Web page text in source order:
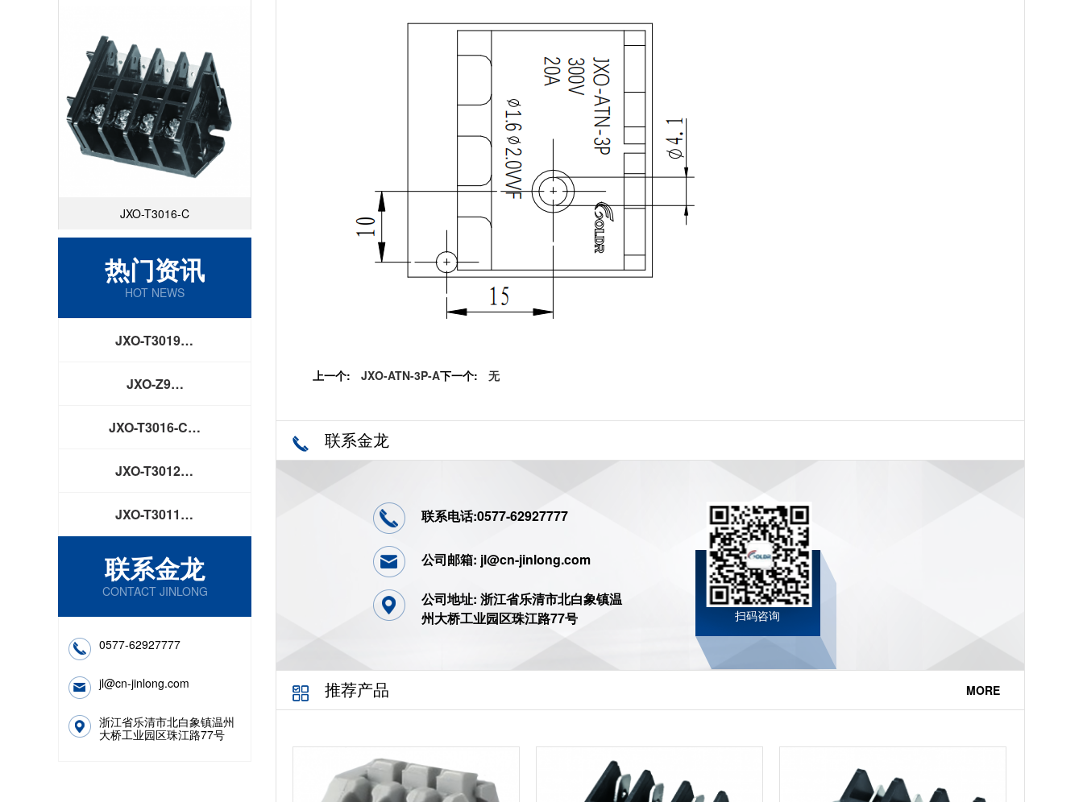
JXO-T3016-C
热门资讯
HOT NEWS
JXO-T3019…
JXO-Z9…
JXO-T3016-C…
JXO-T3012…
JXO-T3011…
联系金龙
CONTACT JINLONG
0577-62927777
jl@cn-jinlong.com
浙江省乐清市北白象镇温州
大桥工业园区珠江路77号
上一个: JXO-ATN-3P-A下一个: 无
联系金龙
联系电话:0577-62927777
公司邮箱: jl@cn-jinlong.com
公司地址: 浙江省乐清市北白象镇温
州大桥工业园区珠江路77号
扫码咨询
推荐产品 MORE